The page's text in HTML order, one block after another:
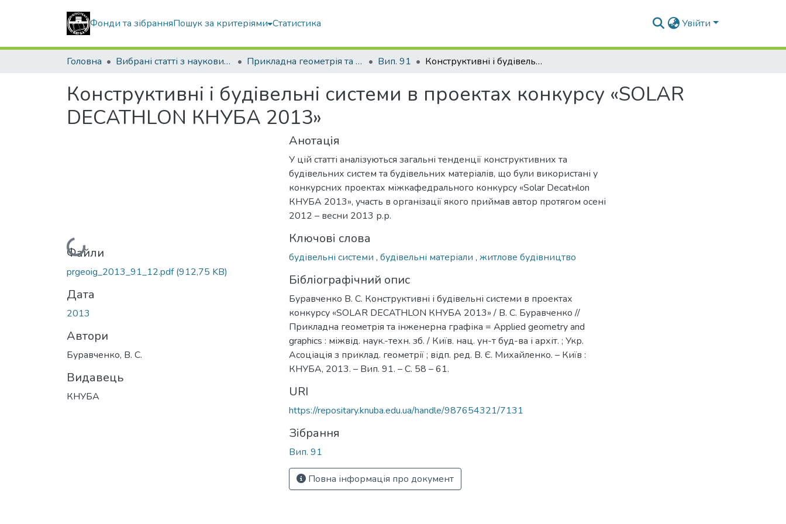
Фонди та зібранняПошук за критеріями Статистика Увійти
Головна Вибрані статті з наукових збірників КНУБА Прикладна геометрія та інженерна графіка Вип. 91 Конструктивні і будівельні системи в проектах конкурсу «SOLAR DECATНLON КНУБА 2013»
Конструктивні і будівельні системи в проектах конкурсу «SOLAR
DECATНLON КНУБА 2013»
Вантажиться...
Файли
prgeoig_2013_91_12.pdf(912,75 KB)
Дата
2013
Автори
Буравченко, В. С.
Видавець
КНУБА
Анотація
У цій статті аналізуються загальні тенденції конструктивних та
будівельних систем та будівельних матеріалів, що були використані у
конкурсних проектах міжкафедрального конкурсу «Solar Decatнlon
КНУБА 2013», участь в організації якого приймав автор протягом осені
2012 – весни 2013 р.р.
Ключові слова
будівельні системи , будівельні матеріали , житлове будівництво
Бібліографічний опис
Буравченко В. С. Конструктивні і будівельні системи в проектах
конкурсу «SOLAR DECATНLON КНУБА 2013» / В. С. Буравченко //
Прикладна геометрія та інженерна графіка = Applied geometry and
graphics : міжвід. наук.-техн. зб. / Київ. нац. ун-т буд-ва і архіт. ; Укр.
Асоціація з приклад. геометрії ; відп. ред. В. Є. Михайленко. – Київ :
КНУБА, 2013. – Вип. 91. – С. 58 – 61.
URI
https://repositary.knuba.edu.ua/handle/987654321/7131
Зібрання
Вип. 91
Повна інформація про документ